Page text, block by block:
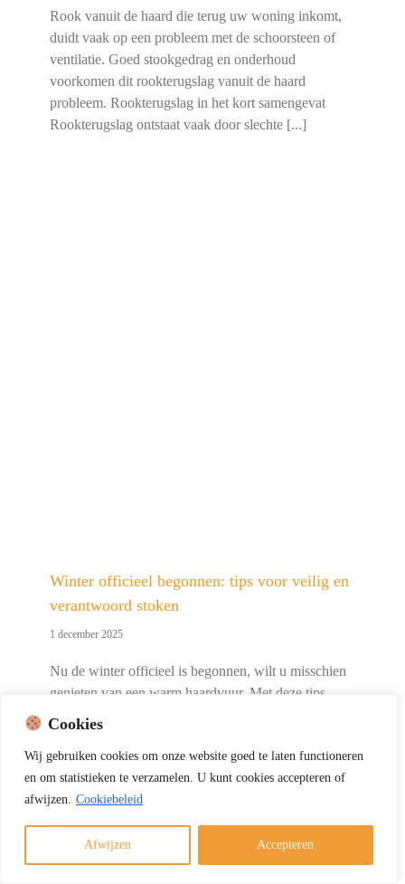
Cookies
Wij gebruiken cookies om onze website goed te laten functioneren
en om statistieken te verzamelen. U kunt cookies accepteren of
afwijzen. Cookiebeleid
Afwijzen Accepteren
Rook vanuit de haard die terug uw woning inkomt,
duidt vaak op een probleem met de schoorsteen of
ventilatie. Goed stookgedrag en onderhoud
voorkomen dit rookterugslag vanuit de haard
probleem. Rookterugslag in het kort samengevat
Rookterugslag ontstaat vaak door slechte [...]
Winter officieel begonnen: tips voor veilig en
verantwoord stoken
1 december 2025
Nu de winter officieel is begonnen, wilt u misschien
genieten van een warm haardvuur. Met deze tips
stookt u veilig, verantwoord en volgens de geldende
Gebruik alleen droog en schoon hout Laat de [...]